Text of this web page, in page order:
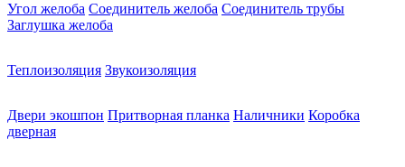
Угол желоба Соединитель желоба Соединитель трубы
Заглушка желоба
Теплоизоляция Звукоизоляция
Двери экошпон Притворная планка Наличники Коробка
дверная